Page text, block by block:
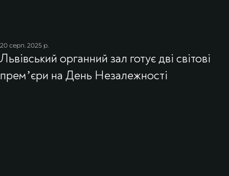
Львівський органний зал готує дві світові
премʼєри на День Незалежності
20 серп. 2025 р.